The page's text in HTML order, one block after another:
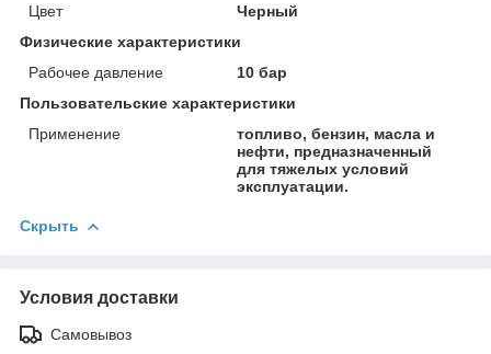
Цвет
Черный
Физические характеристики
Рабочее давление
10 бар
Пользовательские характеристики
Применение
топливо, бензин, масла и
нефти, предназначенный
для тяжелых условий
эксплуатации.
Скрыть
Условия доставки
Самовывоз